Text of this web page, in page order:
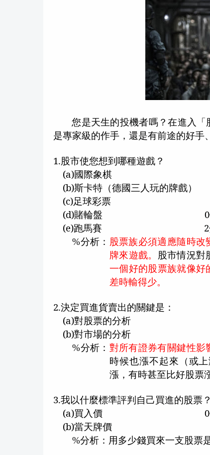
您是天生的投機者嗎？在進入
是專家級的作手，還是有前途的好手
1.股市使您想到哪種遊戲？
(a)國際象棋
(b)斯卡特（德國三人玩的牌戲）
(c)足球彩票
(d)賭輪盤 0
(e)跑馬賽 2
%分析： 股票族必須適應隨時
牌來遊戲。 股市情況對
一個好的股票族就像好
差時輸得少。
2.決定買進貨賣出的關鍵是：
(a)對股票的分析
(b)對市場的分析
%分析： 對所有證券有關鍵性影
時候也漲不起來（或
漲，有時甚至比好股票
3.我以什麼標準評判自己買進的股票？
(a)買入價 0
(b)當天牌價
%分析：用多少錢買來一支股票